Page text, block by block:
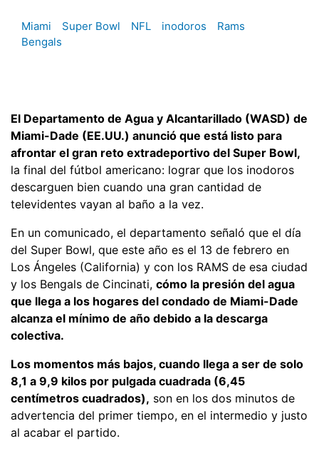
Miami Super Bowl NFL inodoros
Rams
Bengals
El Departamento de Agua y Alcantarillado (WASD) de
Miami-Dade (EE.UU.) anunció que está listo para
afrontar el gran reto extradeportivo del Super Bowl,
la final del fútbol americano: lograr que los inodoros
descarguen bien cuando una gran cantidad de
televidentes vayan al baño a la vez.
En un comunicado, el departamento señaló que el día
del Super Bowl, que este año es el 13 de febrero en
Los Ángeles (California) y con los RAMS de esa ciudad
y los Bengals de Cincinati, cómo la presión del agua
que llega a los hogares del condado de Miami-Dade
alcanza el mínimo de año debido a la descarga
colectiva.
Los momentos más bajos, cuando llega a ser de solo
8,1 a 9,9 kilos por pulgada cuadrada (6,45
centímetros cuadrados), son en los dos minutos de
advertencia del primer tiempo, en el intermedio y justo
al acabar el partido.